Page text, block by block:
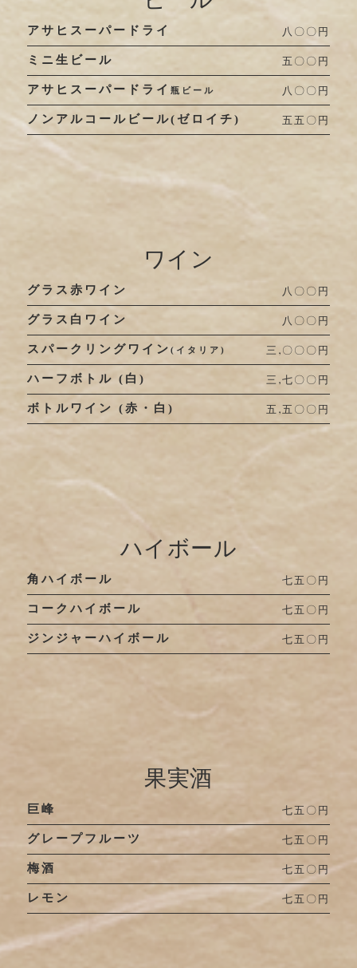
アサヒスーパードライ 八〇〇円
ミニ生ビール 五〇〇円
アサヒスーパードライ 瓶ビール 八〇〇円
ノンアルコールビール(ゼロイチ) 五五〇円
ワイン
グラス赤ワイン 八〇〇円
グラス白ワイン 八〇〇円
スパークリングワイン (イタリア) 三,〇〇〇円
ハーフボトル (白) 三,七〇〇円
ボトルワイン (赤・白) 五,五〇〇円
ハイボール
角ハイボール 七五〇円
コークハイボール 七五〇円
ジンジャーハイボール 七五〇円
果実酒
巨峰 七五〇円
グレープフルーツ 七五〇円
梅酒 七五〇円
レモン 七五〇円